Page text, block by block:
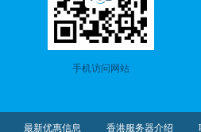
手机访问网站
最新优惠信息 香港服务器介绍